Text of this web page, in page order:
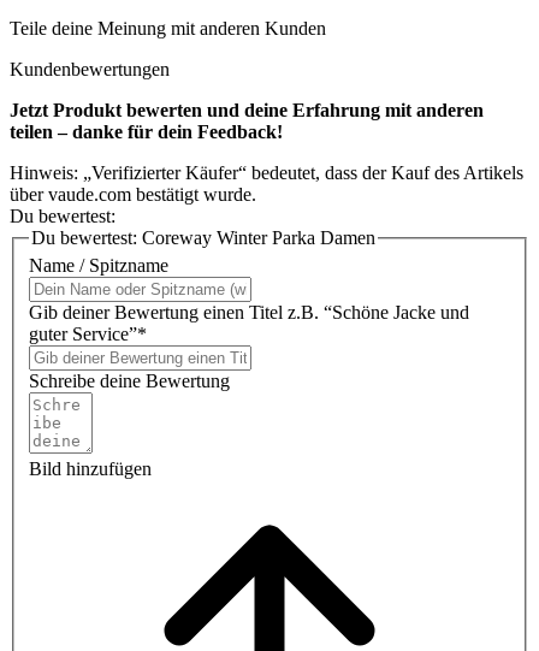
Teile deine Meinung mit anderen Kunden
Kundenbewertungen
Jetzt Produkt bewerten und deine Erfahrung mit anderen
teilen – danke für dein Feedback!
Hinweis: „Verifizierter Käufer“ bedeutet, dass der Kauf des Artikels
über vaude.com bestätigt wurde.
Du bewertest:
Du bewertest: Coreway Winter Parka Damen
Name / Spitzname
Gib deiner Bewertung einen Titel z.B. “Schöne Jacke und
guter Service”*
Schreibe deine Bewertung
Bild hinzufügen